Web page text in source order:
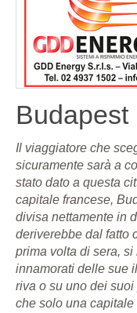
Budapest
Il viaggiatore che
sicuramente sarà a
stato dato a questa
capitale francese,
divisa nettamente in
deriverebbe dal fatto
prima volta di sera,
innamorati delle sue
riva o su uno dei
che solo una